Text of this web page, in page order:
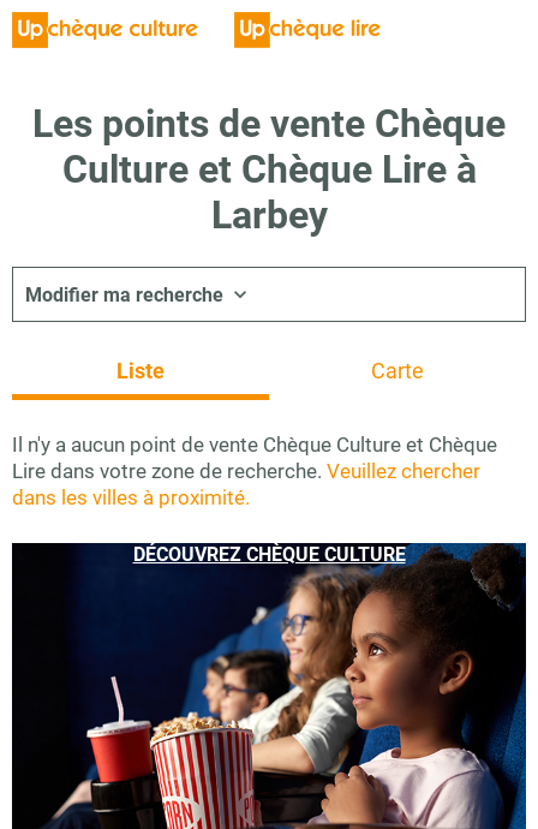
Les points de vente Chèque
Culture et Chèque Lire à
Larbey
Modifier ma recherche
Liste Carte
Il n'y a aucun point de vente Chèque Culture et Chèque
Lire dans votre zone de recherche. Veuillez chercher
dans les villes à proximité.
DÉCOUVREZ CHÈQUE CULTURE